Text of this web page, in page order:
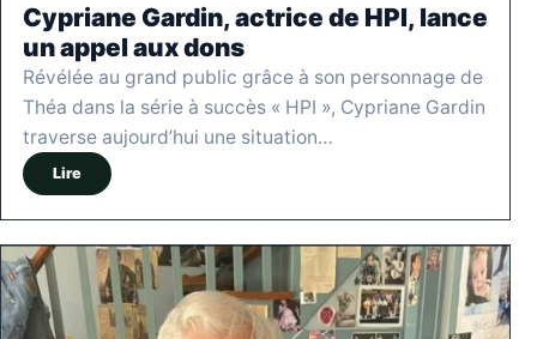
Cypriane Gardin, actrice de HPI, lance
un appel aux dons
Révélée au grand public grâce à son personnage de
Théa dans la série à succès « HPI », Cypriane Gardin
traverse aujourd’hui une situation…
Lire